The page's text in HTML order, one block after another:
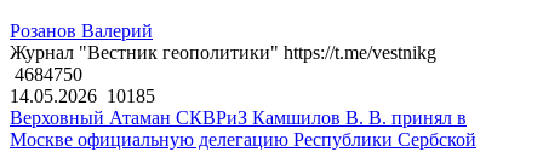
Розанов Валерий
Журнал "Вестник геополитики" https://t.me/vestnikg
4684750
14.05.2026 10185
Верховный Атаман СКВРиЗ Камшилов В. В. принял в
Москве официальную делегацию Республики Сербской